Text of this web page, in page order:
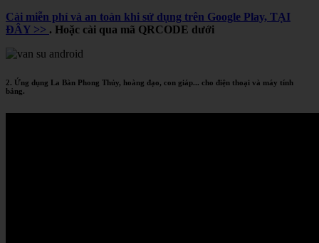
Cài miễn phí và an toàn khi sử dụng trên Google Play, TẠI
ĐÂY >> . Hoặc cài qua mã QRCODE dưới
2. Ứng dụng La Bàn Phong Thủy, hoàng đạo, con giáp... cho điện thoại và máy tính
bảng.